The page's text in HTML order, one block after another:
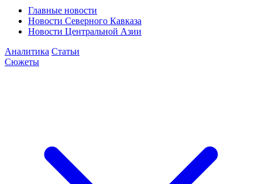
Главные новости
Новости Северного Кавказа
Новости Центральной Азии
Аналитика Статьи
Сюжеты